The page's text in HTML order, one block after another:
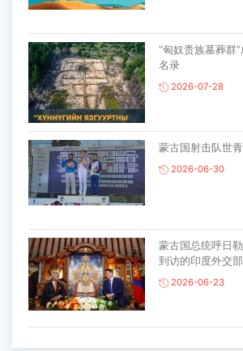
“匈奴贵族墓葬群
名录
2026-07-28
蒙古国射击队世
2026-06-30
蒙古国总统呼日
到访的印度外交
2026-06-23